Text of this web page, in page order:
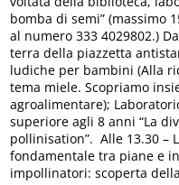
bomba di semi” (massimo
al numero 333 4029802.)
terra della piazzetta
ludiche per bambini (Alla
tema miele. Scopriamo
agroalimentare);
superiore agli 8 anni “La
pollinisation”. Alle 13.30 –
fondamentale tra piane e
impollinatori: scoperta